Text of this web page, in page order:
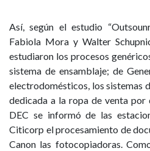
Así, según el estudio
Fabiola Mora y Walter
estudiaron los procesos
sistema de ensamblaje; de
electrodomésticos, los sistemas
dedicada a la ropa de venta por
DEC se informó de las
Citicorp el procesamiento de
Canon las fotocopiadoras.